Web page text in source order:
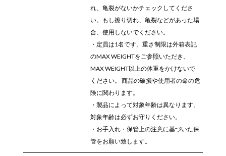
れ、亀裂がないかチェックしてくださ
い。もし擦り切れ、亀裂などがあった場
合、使用しないでください。
・定員は1名です。重さ制限は外箱表記
のMAX WEIGHTをご参照いただき、
MAX WEIGHT以上の体重をかけないで
ください。 商品の破損や使用者の命の危
険に関わります。
・製品によって対象年齢は異なります。
対象年齢は必ずお守りください。
・お手入れ・保管上の注意に基づいた保
管をお願い致します。